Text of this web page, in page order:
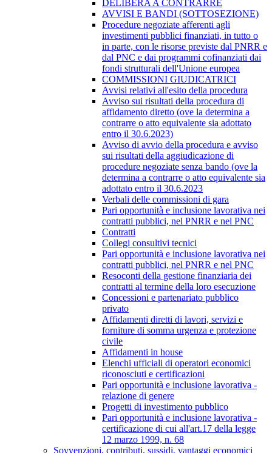
DELIBERA A CONTRARRE
AVVISI E BANDI (SOTTOSEZIONE)
Procedure negoziate afferenti agli
investimenti pubblici finanziati, in tutto o
in parte, con le risorse previste dal PNRR e
dal PNC e dai programmi cofinanziati dai
fondi strutturali dell'Unione europea
COMMISSIONI GIUDICATRICI
Avvisi relativi all'esito della procedura
Avviso sui risultati della procedura di
affidamento diretto (ove la determina a
contrarre o atto equivalente sia adottato
entro il 30.6.2023)
Avviso di avvio della procedura e avviso
sui risultati della aggiudicazione di
procedure negoziate senza bando (ove la
determina a contrarre o atto equivalente sia
adottato entro il 30.6.2023
Verbali delle commissioni di gara
Pari opportunità e inclusione lavorativa nei
contratti pubblici, nel PNRR e nel PNC
Contratti
Collegi consultivi tecnici
Pari opportunità e inclusione lavorativa nei
contratti pubblici, nel PNRR e nel PNC
Resoconti della gestione finanziaria dei
contratti al termine della loro esecuzione
Concessioni e partenariato pubblico
privato
Affidamenti diretti di lavori, servizi e
forniture di somma urgenza e protezione
civile
Affidamenti in house
Elenchi ufficiali di operatori economici
riconosciuti e certificazioni
Pari opportunità e inclusione lavorativa -
relazione di genere
Progetti di investimento pubblico
Pari opportunità e inclusione lavorativa -
certificazione di cui all'art.17 della legge
12 marzo 1999, n. 68
Sovvenzioni, contributi, sussidi, vantaggi economici